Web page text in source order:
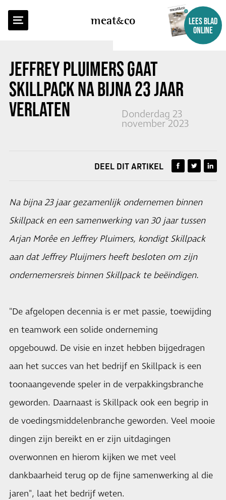
meatco
LEES BLAD
ONLINE
JEFFREY PLUIMERS GAAT
SKILLPACK NA BIJNA 23 JAAR
VERLATEN
Donderdag 23
november 2023
TERUG NAAR OVERZICHT
DEEL DIT ARTIKEL
Na bijna 23 jaar gezamenlijk ondernemen binnen
Skillpack en een samenwerking van 30 jaar tussen
Arjan Morêe en Jeffrey Pluimers, kondigt Skillpack
aan dat Jeffrey Pluijmers heeft besloten om zijn
ondernemersreis binnen Skillpack te beëindigen.
"De afgelopen decennia is er met passie, toewijding
en teamwork een solide onderneming
opgebouwd. De visie en inzet hebben bijgedragen
aan het succes van het bedrijf en Skillpack is een
toonaangevende speler in de verpakkingsbranche
geworden. Daarnaast is Skillpack ook een begrip in
de voedingsmiddelenbranche geworden. Veel mooie
dingen zijn bereikt en er zijn uitdagingen
overwonnen en hierom kijken we met veel
dankbaarheid terug op de fijne samenwerking al die
jaren", laat het bedrijf weten.